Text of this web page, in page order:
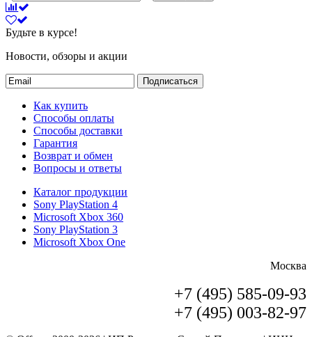
Будьте в курсе!
Новости, обзоры и акции
Подписаться
Как купить
Способы оплаты
Способы доставки
Гарантия
Возврат и обмен
Вопросы и ответы
Каталог продукции
Sony PlayStation 4
Microsoft Xbox 360
Sony PlayStation 3
Microsoft Xbox One
Москва
+7 (495) 585-09-93
+7 (495) 003-82-97